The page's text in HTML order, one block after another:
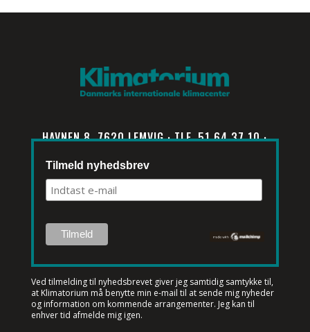
HAVNEN 8, 7620 LEMVIG · TLF. 51 64 37 10 ·
Tilmeld nyhedsbrev
Ved tilmelding til nyhedsbrevet giver jeg samtidig samtykke til,
at Klimatorium må benytte min e-mail til at sende mig nyheder
og information om kommende arrangementer. Jeg kan til
enhver tid afmelde mig igen.